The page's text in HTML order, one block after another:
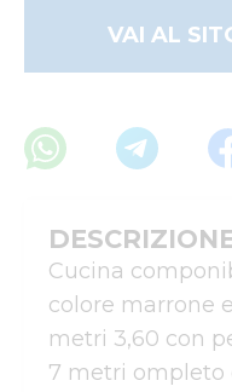
VAI AL
Cucina
colore marrone
metri 3,60 con
7 metri ompleto